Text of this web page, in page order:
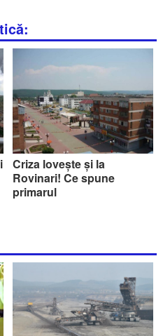
Criza lovește și la
Rovinari! Ce spune
primarul